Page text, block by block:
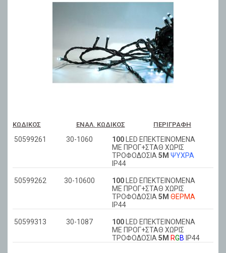
ΚΩΔΙΚΌΣ ΕΝΑΛ. ΚΩΔΙΚΌΣ ΠΕΡΙΓΡΑΦΉ
50599261 30-1060 100 LED ΕΠΕΚΤΕΙΝΟΜΕΝΑ
ΜΕ ΠΡΟΓ+ΣΤΑΘ ΧΩΡΙΣ
ΤΡΟΦΟΔΟΣΙΑ 5Μ ΨΥΧΡΑ
ΙΡ44
50599262 30-10600 100 LED ΕΠΕΚΤΕΙΝΟΜΕΝΑ
ΜΕ ΠΡΟΓ+ΣΤΑΘ ΧΩΡΙΣ
ΤΡΟΦΟΔΟΣΙΑ 5Μ ΘΕΡΜΑ
ΙΡ44
50599313 30-1087 100 LED ΕΠΕΚΤΕΙΝΟΜΕΝΑ
ΜΕ ΠΡΟΓ+ΣΤΑΘ ΧΩΡΙΣ
ΤΡΟΦΟΔΟΣΙΑ 5Μ RGB ΙΡ44